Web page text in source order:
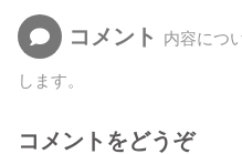
コメント 内容につ
します。
コメントをどうぞ